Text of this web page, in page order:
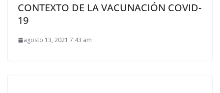
CONTEXTO DE LA VACUNACIÓN COVID-
19
agosto 13, 2021 7:43 am